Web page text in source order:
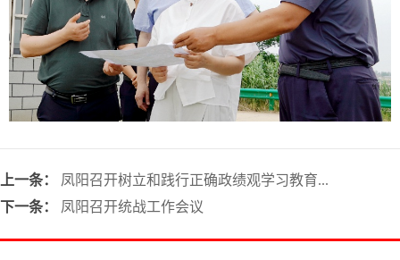
上一条：
凤阳召开树立和践行正确政绩观学习教育...
下一条：
凤阳召开统战工作会议